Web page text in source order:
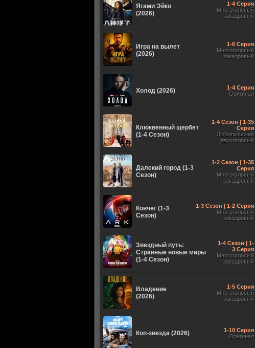
Ягами Эйко
(2026)
1-4 Серия
Многоголосый
закадровый
Игра на вылет
(2026)
1-6 Серия
Многоголосый
закадровый
Холод (2026)
1-4 Серия
Оригинал
Клюквенный щербет
(1-4 Сезон)
1-4 Сезон | 1-35
Серия
Любительский
двухголосый
Далекий город (1-3
Сезон)
1-2 Сезон | 1-35
Серия
Многоголосый
закадровый
Ковчег (1-3
Сезон)
1-3 Сезон | 1-2 Серия
Многоголосый
закадровый
Звездный путь:
Странные новые миры
(1-4 Сезон)
1-4 Сезон | 1-
3 Серия
Многоголосый
закадровый
Владение
(2026)
1-5 Серия
Многоголосый
закадровый
Коп-звезда (2026)
1-10 Серия
Оригинал